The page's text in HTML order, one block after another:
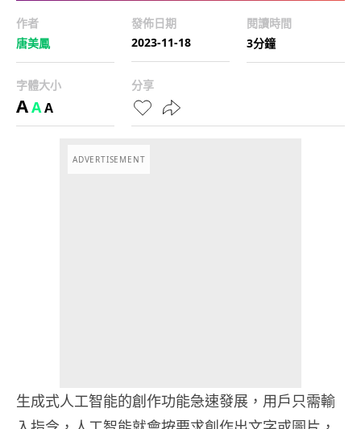
作者
唐美鳳
發佈日期
2023-11-18
閱讀時間
3分鐘
字體大小
AAA
分享
ADVERTISEMENT
生成式人工智能的創作功能急速發展，用戶只需輸